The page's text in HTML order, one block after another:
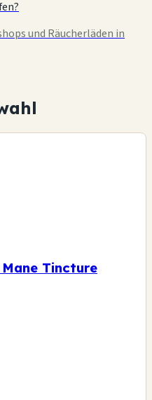
und Räucherläden in
Tincture